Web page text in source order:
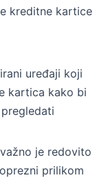
kreditne kartice
uređaji koji
kartica kako bi
je redovito
prilikom